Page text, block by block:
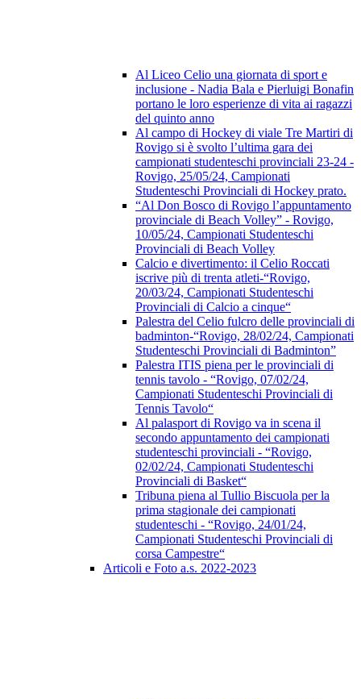
Al Liceo Celio una giornata di sport e
inclusione - Nadia Bala e Pierluigi Bonafin
portano le loro esperienze di vita ai ragazzi
del quinto anno
Al campo di Hockey di viale Tre Martiri di
Rovigo si è svolto l’ultima gara dei
campionati studenteschi provinciali 23-24 -
Rovigo, 25/05/24, Campionati
Studenteschi Provinciali di Hockey prato.
“Al Don Bosco di Rovigo l’appuntamento
provinciale di Beach Volley” - Rovigo,
10/05/24, Campionati Studenteschi
Provinciali di Beach Volley
Calcio e divertimento: il Celio Roccati
iscrive più di trenta atleti-“Rovigo,
20/03/24, Campionati Studenteschi
Provinciali di Calcio a cinque“
Palestra del Celio fulcro delle provinciali di
badminton-“Rovigo, 28/02/24, Campionati
Studenteschi Provinciali di Badminton”
Palestra ITIS piena per le provinciali di
tennis tavolo - “Rovigo, 07/02/24,
Campionati Studenteschi Provinciali di
Tennis Tavolo“
Al palasport di Rovigo va in scena il
secondo appuntamento dei campionati
studenteschi provinciali - “Rovigo,
02/02/24, Campionati Studenteschi
Provinciali di Basket“
Tribuna piena al Tullio Biscuola per la
prima stagionale dei campionati
studenteschi - “Rovigo, 24/01/24,
Campionati Studenteschi Provinciali di
corsa Campestre“
Articoli e Foto a.s. 2022-2023